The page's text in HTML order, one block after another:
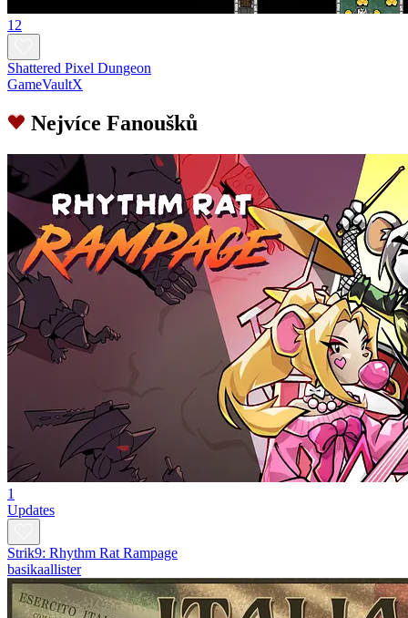
12
Shattered Pixel Dungeon
GameVaultX
Nejvíce Fanoušků
1
Updates
Strik9: Rhythm Rat Rampage
basikaallister